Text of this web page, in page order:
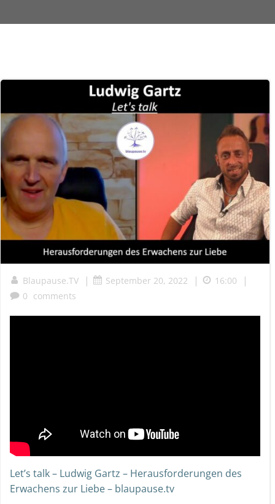
Blaupause.TV | September 20, 2022 | 16:00 |
0 comments
Let’s talk – Ludwig Gartz – Herausforderungen des
Erwachens zur Liebe – blaupause.tv